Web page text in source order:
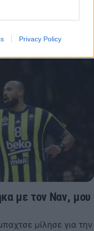
Privacy Policy
τον Παναθηναϊκό
με τον Ναν, μου
μίλησε για την